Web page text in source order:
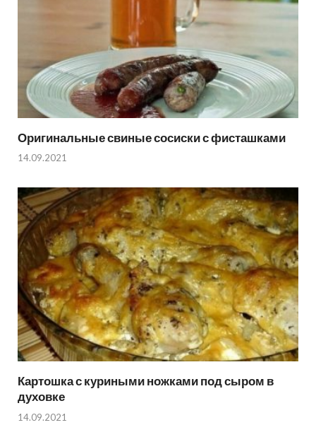
Оригинальные свиные сосиски с фисташками
14.09.2021
Картошка с куриными ножками под сыром в
духовке
14.09.2021